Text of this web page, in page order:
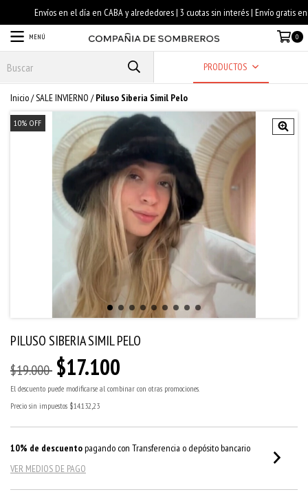
MENÚ 0
PRODUCTOS
Inicio/SALE INVIERNO / Piluso Siberia Simil Pelo
10% OFF
PILUSO SIBERIA SIMIL PELO
$19.000 $17.100
El descuento puede modificarse al combinar con otras promociones.
Precio sin impuestos $14.132,23
10% de descuentopagando con Transferencia o depósito bancario
VER MEDIOS DE PAGO